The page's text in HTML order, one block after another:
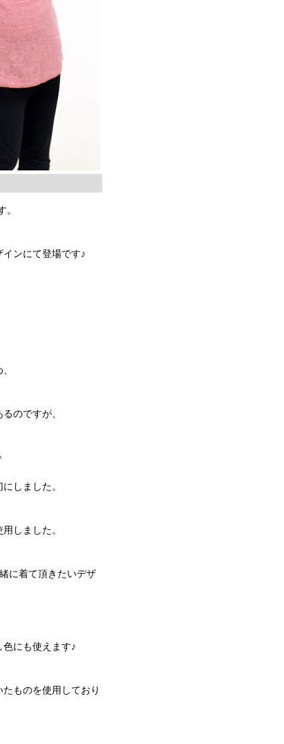
ンにて登場です♪
のですが、
しました。
しました。
に着て頂きたいデザ
にも使えます♪
ものを使用しており